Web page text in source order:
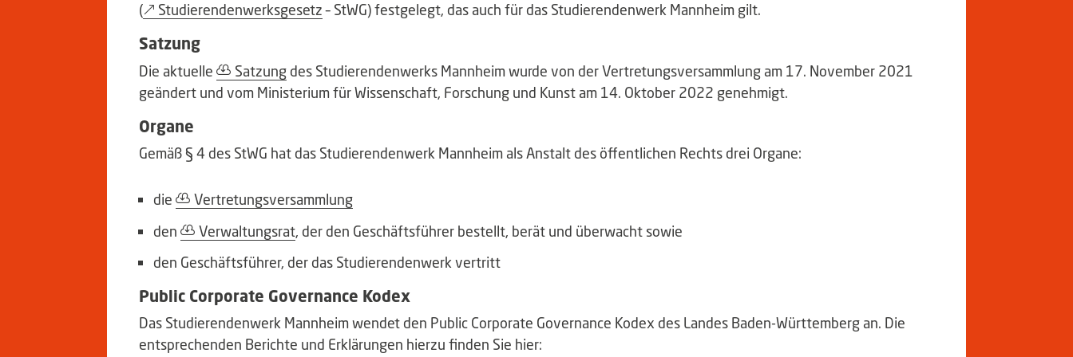
( Studierendenwerksgesetz– StWG) festgelegt, das auch für das Studierendenwerk Mannheim gilt.
Satzung
Die aktuelle Satzung des Studierendenwerks Mannheim wurde von der Vertretungsversammlung am 17. November 2021
geändert und vom Ministerium für Wissenschaft, Forschung und Kunst am 14. Oktober 2022 genehmigt.
Organe
Gemäß § 4 des StWG hat das Studierendenwerk Mannheim als Anstalt des öffentlichen Rechts drei Organe:
die
Vertretungsversammlung
den
Verwaltungsrat, der den Geschäftsführer bestellt, berät und überwacht sowie
den Geschäftsführer, der das Studierendenwerk vertritt
Public Corporate Governance Kodex
Das Studierendenwerk Mannheim wendet den Public Corporate Governance Kodex des Landes Baden-Württemberg an. Die
entsprechenden Berichte und Erklärungen hierzu finden Sie hier: